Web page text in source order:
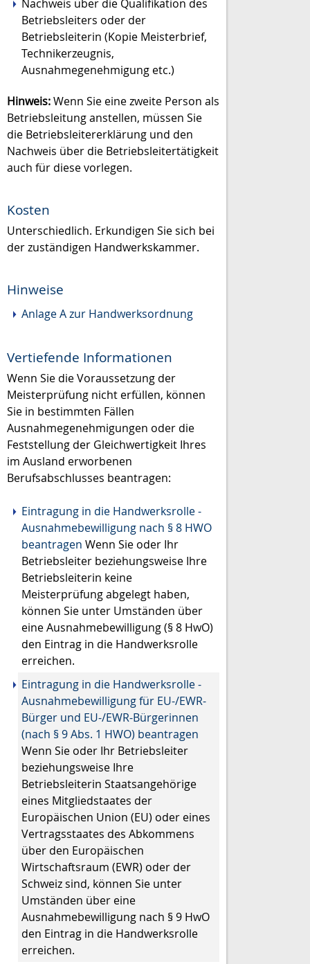
Nachweis über die Qualifikation des
Betriebsleiters oder der
Betriebsleiterin (Kopie Meisterbrief,
Technikerzeugnis,
Ausnahmegenehmigung etc.)
Hinweis:Wenn Sie eine zweite Person als
Betriebsleitung anstellen, müssen Sie
die Betriebsleitererklärung und den
Nachweis über die Betriebsleitertätigkeit
auch für diese vorlegen.
Kosten
Unterschiedlich. Erkundigen Sie sich bei
der zuständigen Handwerkskammer.
Hinweise
Anlage A zur Handwerksordnung
Vertiefende Informationen
Wenn Sie die Voraussetzung der
Meisterprüfung nicht erfüllen, können
Sie in bestimmten Fällen
Ausnahmegenehmigungen oder die
Feststellung der Gleichwertigkeit Ihres
im Ausland erworbenen
Berufsabschlusses beantragen:
Eintragung in die Handwerksrolle -
Ausnahmebewilligung nach § 8 HWO
beantragen Wenn Sie oder Ihr
Betriebsleiter beziehungsweise Ihre
Betriebsleiterin keine
Meisterprüfung abgelegt haben,
können Sie unter Umständen über
eine Ausnahmebewilligung (§ 8 HwO)
den Eintrag in die Handwerksrolle
erreichen.
Eintragung in die Handwerksrolle -
Ausnahmebewilligung für EU-/EWR-
Bürger und EU-/EWR-Bürgerinnen
(nach § 9 Abs. 1 HWO) beantragen
Wenn Sie oder Ihr Betriebsleiter
beziehungsweise Ihre
Betriebsleiterin Staatsangehörige
eines Mitgliedstaates der
Europäischen Union (EU) oder eines
Vertragsstaates des Abkommens
über den Europäischen
Wirtschaftsraum (EWR) oder der
Schweiz sind, können Sie unter
Umständen über eine
Ausnahmebewilligung nach § 9 HwO
den Eintrag in die Handwerksrolle
erreichen.